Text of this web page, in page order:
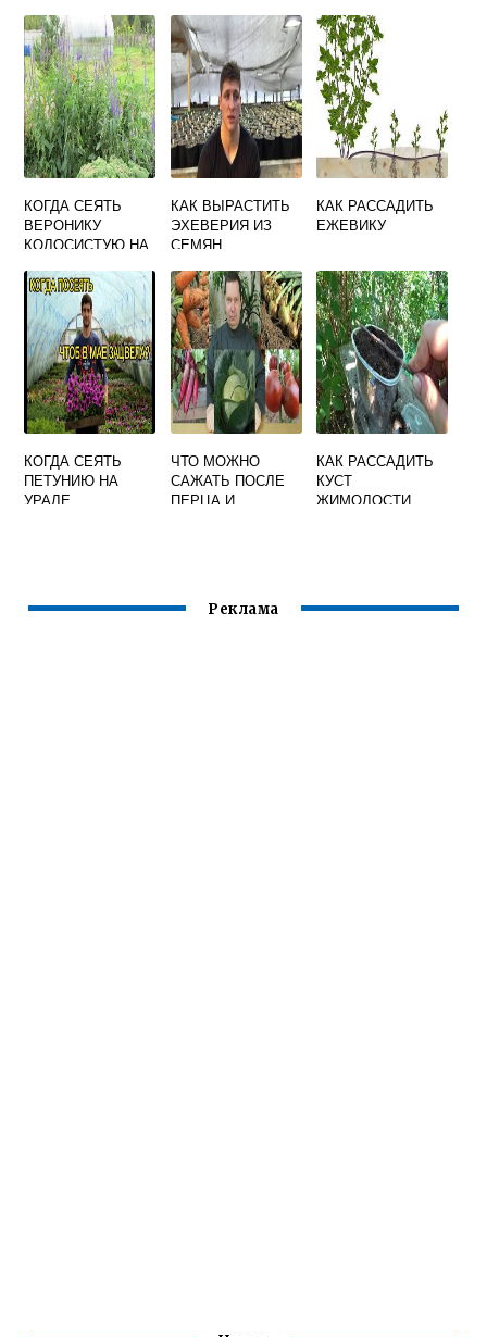
УРОЖАЙ
КОГДА СЕЯТЬ
ВЕРОНИКУ
КОЛОСИСТУЮ НА
КАК ВЫРАСТИТЬ
ЭХЕВЕРИЯ ИЗ
СЕМЯН
КАК РАССАДИТЬ
ЕЖЕВИКУ
КОГДА СЕЯТЬ
ПЕТУНИЮ НА
УРАЛЕ
ЧТО МОЖНО
САЖАТЬ ПОСЛЕ
ПЕРЦА И
КАК РАССАДИТЬ
КУСТ
ЖИМОЛОСТИ
Реклама